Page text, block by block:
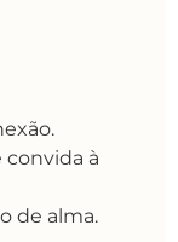
convida à
de alma.